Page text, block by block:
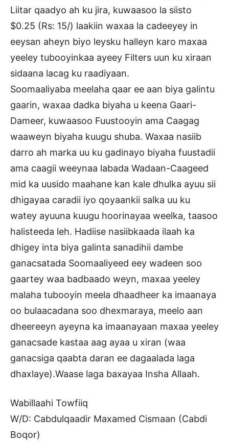
Liitar qaadyo ah ku jira, kuwaasoo la siisto
$0.25 (Rs: 15/) laakiin waxaa la cadeeyey in
eeysan aheyn biyo leysku halleyn karo maxaa
yeeley tubooyinkaa ayeey Filters uun ku xiraan
sidaana lacag ku raadiyaan.
Soomaaliyaba meelaha qaar ee aan biya galintu
gaarin, waxaa dadka biyaha u keena Gaari-
Dameer, kuwaasoo Fuustooyin ama Caagag
waaweyn biyaha kuugu shuba. Waxaa nasiib
darro ah marka uu ku gadinayo biyaha fuustadii
ama caagii weeynaa labada Wadaan-Caageed
mid ka uusido maahane kan kale dhulka ayuu sii
dhigayaa caradii iyo qoyaankii salka uu ku
watey ayuuna kuugu hoorinayaa weelka, taasoo
halisteeda leh. Hadiise nasiibkaada ilaah ka
dhigey inta biya galinta sanadihii dambe
ganacsatada Soomaaliyeed eey wadeen soo
gaartey waa badbaado weyn, maxaa yeeley
malaha tubooyin meela dhaadheer ka imaanaya
oo bulaacadana soo dhexmaraya, meelo aan
dheereeyn ayeyna ka imaanayaan maxaa yeeley
ganacsade kastaa aag ayaa u xiran (waa
ganacsiga qaabta daran ee dagaalada laga
dhaxlaye).Waase laga baxayaa Insha Allaah.
Wabillaahi Towfiiq
W/D: Cabdulqaadir Maxamed Cismaan (Cabdi
Boqor)